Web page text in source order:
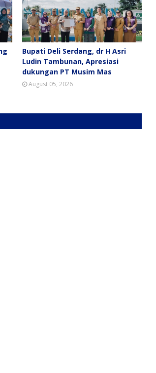
Bupati Deli Serdang, dr H Asri
Ludin Tambunan, Apresiasi
dukungan PT Musim Mas
August 05, 2026